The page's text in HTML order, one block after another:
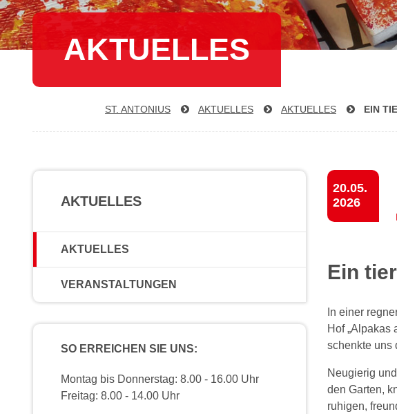
AKTUELLES
ST. ANTONIUS AKTUELLES AKTUELLES EIN
20.05.
2026
Ein
In einer
Hof „Alpakas
schenkte uns
Neugierig
den Garten,
ruhigen,
AKTUELLES
AKTUELLES
VERANSTALTUNGEN
SO ERREICHEN SIE UNS:
Montag bis Donnerstag: 8.00 - 16.00 Uhr
Freitag: 8.00 - 14.00 Uhr